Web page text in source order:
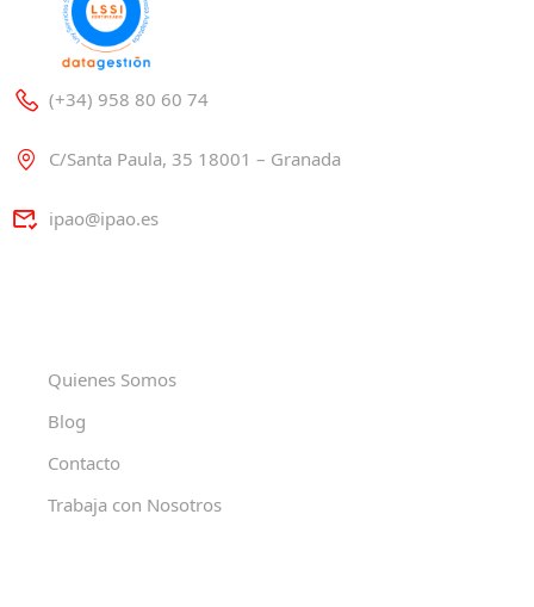
(+34) 958 80 60 74
C/Santa Paula, 35 18001 – Granada
ipao@ipao.es
Quienes Somos
Blog
Contacto
Trabaja con Nosotros